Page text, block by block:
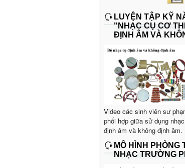
LUYỆN TẬP KỸ
"NHẠC CỤ CƠ
ĐỊNH ÂM VÀ
Video các sinh viên sư
phối hợp giữa sử dụng
định âm và không định âm.
MÔ HÌNH PHÒNG
NHẠC TRƯỜNG